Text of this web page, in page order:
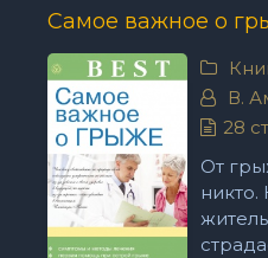
Самое важное о
В.
28
От